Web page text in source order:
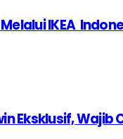
IKEA
Eksklusif,